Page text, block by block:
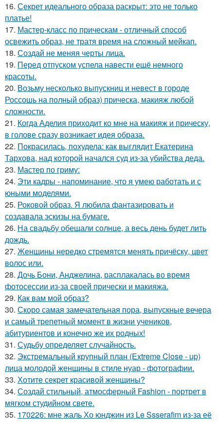
16. Секрет идеального образа раскрыт: это не только
платье!
17. Мастер-класс по прическам - отличный способ
освежить образ, не тратя время на сложный мейкап.
18. Создай не меняя черты лица.
19. Перед отпуском успела навести ещё немного
красоты.
20. Возьму несколько выпускниц и невест в городе
Россошь на полный образ) прическа, макияж любой
сложности.
21. Когда Аделия приходит ко мне на макияж и прическу,
в голове сразу возникает идея образа.
22. Покрасилась, похудела: как выглядит Екатерина
Тархова, над которой начался суд из-за убийства деда.
23. Мастер по гриму:
24. Эти кадры - напоминание, что я умею работать и с
юными моделями.
25. Роковой образ. Я любила фантазировать и
создавала эскизы на бумаге.
26. На свадьбу обещали солнце, а весь день будет лить
дождь.
27. Женщины нередко стремятся менять причёску, цвет
волос или.
28. Дочь Бони, Анджелина, расплакалась во время
фотосессии из-за своей прически и макияжа.
29. Как вам мой образ?
30. Скоро самая замечательная пора, выпускные вечера
и самый трепетный момент в жизни учеников,
абитуриентов и конечно же их родных!
31. Судьбу определяет случайность.
32. Экстремальный крупный план (Extreme Close - up)
лица молодой женщины в стиле нуар - фотографии.
33. Хотите секрет красивой женщины?
34. Создай стильный, атмосферный Fashion - портрет в
мягком студийном свете.
35. 170226: мне жаль Хо юнджин из Le Ssserafim из-за её